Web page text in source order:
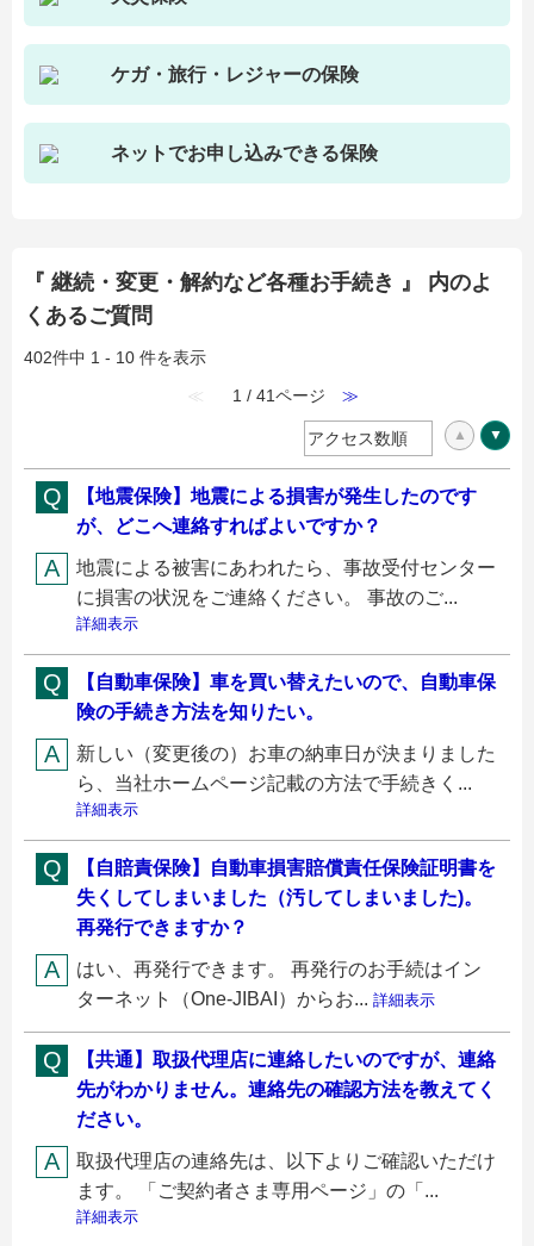
ケガ・旅行・レジャーの保険
ネットでお申し込みできる保険
『 継続・変更・解約など各種お手続き 』 内のよ
くあるご質問
402件中 1 - 10 件を表示
≪
1 / 41ページ ≫
【地震保険】地震による損害が発生したのです
が、どこへ連絡すればよいですか？
地震による被害にあわれたら、事故受付センター
に損害の状況をご連絡ください。 事故のご...
詳細表示
【自動車保険】車を買い替えたいので、自動車保
険の手続き方法を知りたい。
新しい（変更後の）お車の納車日が決まりました
ら、当社ホームページ記載の方法で手続きく...
詳細表示
【自賠責保険】自動車損害賠償責任保険証明書を
失くしてしまいました（汚してしまいました)。
再発行できますか？
はい、再発行できます。 再発行のお手続はイン
ターネット（One-JIBAI）からお... 詳細表示
【共通】取扱代理店に連絡したいのですが、連絡
先がわかりません。連絡先の確認方法を教えてく
ださい。
取扱代理店の連絡先は、以下よりご確認いただけ
ます。 「ご契約者さま専用ページ」の「...
詳細表示